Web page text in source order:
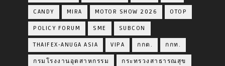
CANDY MIRA MOTOR SHOW 2026 OTOP
POLICY FORUM SME SUBCON
THAIFEX-ANUGA ASIA VIPA กกต. กกท.
กรมโรงงานอุตสาหกรรม กระทรวงสาธารณสุข